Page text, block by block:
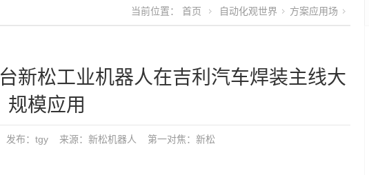
当前位置： 首页 自动化观世界 方案应用场
新松工业机器人在吉利汽车焊装主线大
规模应用
发布：tgy 来源：新松机器人 第一对焦： 新松